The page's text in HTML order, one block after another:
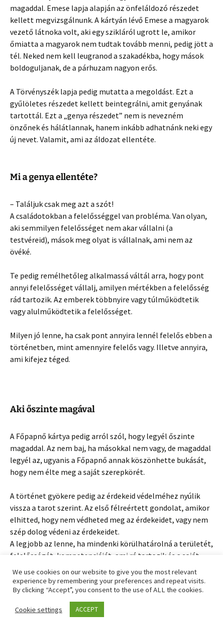
magaddal. Emese lapja alapján az önfeláldozó részedet
kellett megvizsgálnunk. A kártyán lévő Emese a magyarok
vezető látnoka volt, aki egy szikláról ugrott le, amikor
őmiatta a magyarok nem tudtak tovább menni, pedig jött a
tél. Neked nem kell leugranod a szakadékba, hogy mások
boldoguljanak, de a párhuzam nagyon erős.
A Törvényszék lapja pedig mutatta a megoldást. Ezt a
gyűlöletes részedet kellett beintegrálni, amit genyának
tartottál. Ezt a „genya részedet” nem is nevezném
önzőnek és hálátlannak, hanem inkább adhatnánk neki egy
új nevet. Valamit, ami az áldozat ellentéte.
Mi a genya ellentéte?
– Találjuk csak meg azt a szót!
A családotokban a felelősséggel van probléma. Van olyan,
aki semmilyen felelősséget nem akar vállalni (a
testvéreid), mások meg olyat is vállalnak, ami nem az
övéké.
Te pedig remélhetőleg alkalmassá váltál arra, hogy pont
annyi felelősséget vállalj, amilyen mértékben a felelősség
rád tartozik. Az emberek többnyire vagy túlműködtetik
vagy alulműködtetik a felelősséget.
Milyen jó lenne, ha csak pont annyira lennél felelős ebben a
történetben, mint amennyire felelős vagy. Illetve annyira,
ami kifejez téged.
Aki őszinte magával
A Főpapnő kártya pedig arról szól, hogy legyél őszinte
magaddal. Az nem baj, ha másokkal nem vagy, de magaddal
legyél az, ugyanis a Főpapnő annak köszönhette bukását,
hogy nem élte meg a saját szerepkörét.
A történet gyökere pedig az érdekeid védelméhez nyúlik
vissza a tarot szerint. Az első félreértett gondolat, amikor
elhitted, hogy nem védheted meg az érdekeidet, vagy nem
szép dolog védeni az érdekeidet.
A legjobb az lenne, ha mindenki körülhatárolná a területét,
felelősségét, kompetenciáját, ami rá tartozik és a saját
dolgát tenné.
Neked is védened kell az érdekeidet. Mesélted, hogy már
volt olyan férfi, aki elvitte a pénzedet, míg te távol voltál
otthonról. Ő elvette azt, ami szerinte jár neki.
We use cookies on our website to give you the most relevant
experience by remembering your preferences and repeat visits.
By clicking “Accept”, you consent to the use of ALL the cookies.
Cookie settings ACCEPT